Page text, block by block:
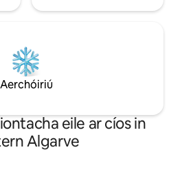
Aerchóiriú
eile ar cíos in
Algarve